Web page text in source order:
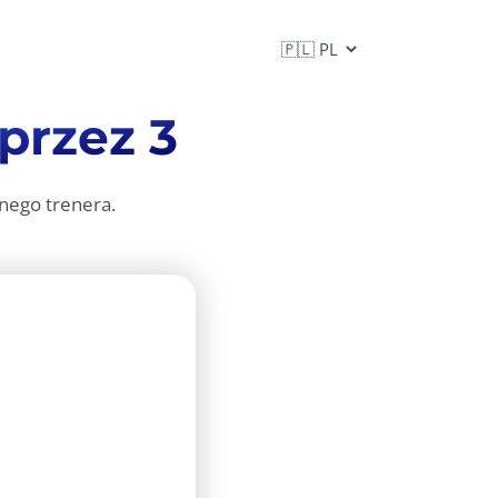
3
trenera.